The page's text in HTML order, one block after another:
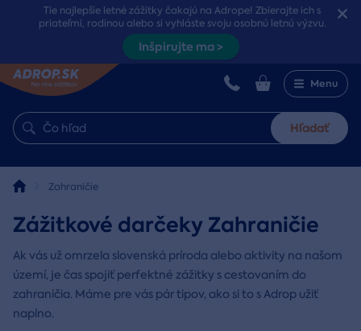
Tie najlepšie letné zážitky čakajú na Adrope! Zbierajte ich s
priateľmi, rodinou alebo si vyhláste svoju osobnú letnú výzvu.
Inšpirujte ma >
Menu
Hľadať
Zahraničie
Zážitkové darčeky Zahraničie
Ak vás už omrzela slovenská príroda alebo aktivity na našom
území, je čas spojiť perfektné zážitky s cestovaním do
zahraničia. Máme pre vás pár tipov, ako si to s Adrop užiť
naplno.